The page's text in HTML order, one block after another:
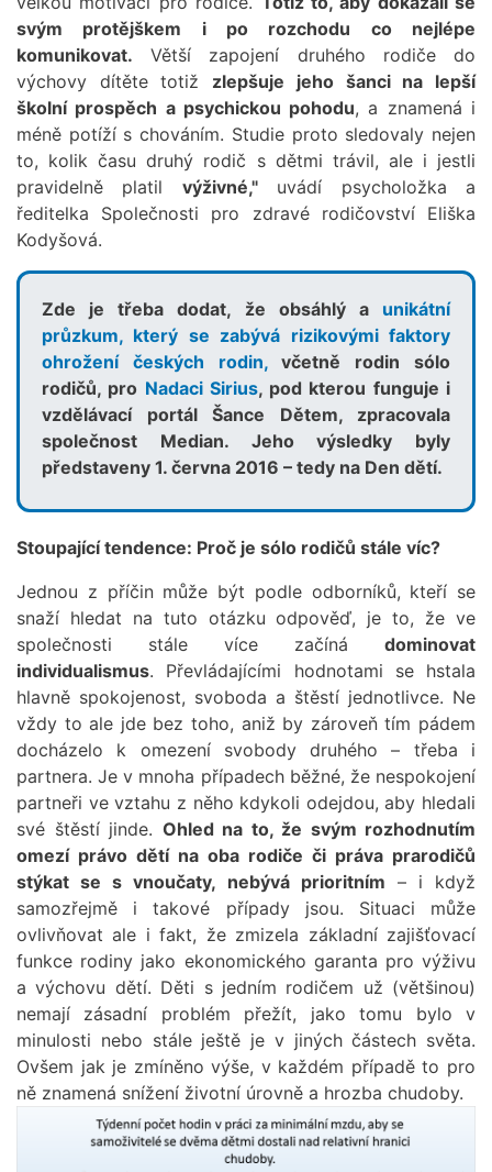
svým protějškem i po rozchodu co nejlépe
komunikovat. Větší zapojení druhého rodiče do
výchovy dítěte totiž zlepšuje jeho šanci na lepší
školní prospěch a psychickou pohodu, a znamená i
méně potíží s chováním. Studie proto sledovaly nejen
to, kolik času druhý rodič s dětmi trávil, ale i jestli
pravidelně platil výživné,"uvádí psycholožka a
ředitelka Společnosti pro zdravé rodičovství Eliška
Kodyšová.
Zde je třeba dodat, že obsáhlý a unikátní
průzkum, který se zabývá rizikovými faktory
ohrožení českých rodin,včetně rodin sólo
rodičů, pro Nadaci Sirius, pod kterou funguje i
vzdělávací portál Šance Dětem, zpracovala
společnost Median. Jeho výsledky byly
představeny 1. června 2016 – tedy na Den dětí.
Stoupající tendence: Proč je sólo rodičů stále víc?
Jednou z příčin může být podle odborníků, kteří se
snaží hledat na tuto otázku odpověď, je to, že ve
společnosti stále více začíná dominovat
individualismus. Převládajícími hodnotami se hstala
hlavně spokojenost, svoboda a štěstí jednotlivce. Ne
vždy to ale jde bez toho, aniž by zároveň tím pádem
docházelo k omezení svobody druhého – třeba i
partnera. Je v mnoha případech běžné, že nespokojení
partneři ve vztahu z něho kdykoli odejdou, aby hledali
své štěstí jinde. Ohled na to, že svým rozhodnutím
omezí právo dětí na oba rodiče či práva prarodičů
stýkat se s vnoučaty, nebývá prioritním – i když
samozřejmě i takové případy jsou. Situaci může
ovlivňovat ale i fakt, že zmizela základní zajišťovací
funkce rodiny jako ekonomického garanta pro výživu
a výchovu dětí. Děti s jedním rodičem už (většinou)
nemají zásadní problém přežít, jako tomu bylo v
minulosti nebo stále ještě je v jiných částech světa.
Ovšem jak je zmíněno výše, v každém případě to pro
ně znamená snížení životní úrovně a hrozba chudoby.